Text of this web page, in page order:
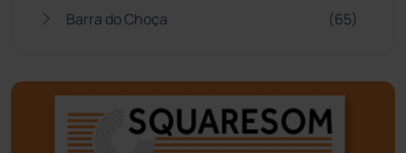
Barra do Choça (65)
Bom Jesus da Lapa (505)